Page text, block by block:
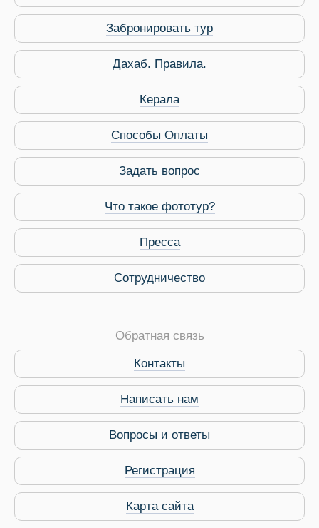
Service Дахаб
Виза в Индию
Забронировать тур
Дахаб. Правила.
Керала
Способы Оплаты
Задать вопрос
Что такое фототур?
Пресса
Сотрудничество
Обратная связь
Контакты
Написать нам
Вопросы и ответы
Регистрация
Карта сайта